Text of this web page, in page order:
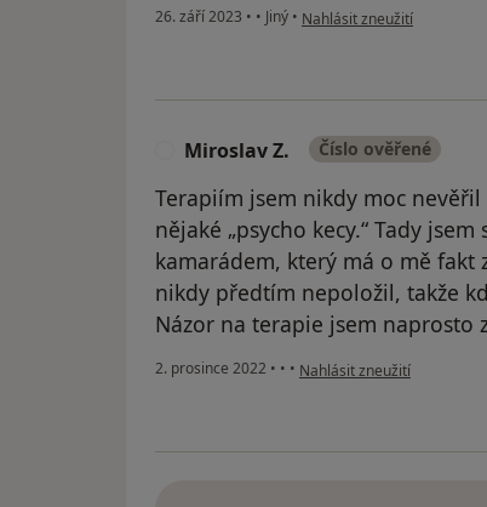
26. září 2023 • • Jiný • podle názoru uživatele
Nahlásit zneužití
Miroslav Z. Číslo ověřené
Terapiím jsem nikdy moc
nějaké „psycho kecy.“ Tady
kamarádem, který má o mě fakt
nikdy předtím nepoložil, takže
Názor na terapie jsem naprosto
2. prosince 2022 • • • podle názoru uživatele
Nahlásit zneužití